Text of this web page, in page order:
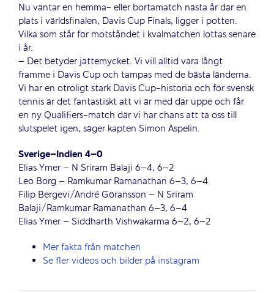
Nu väntar en hemma- eller bortamatch nästa år där en
plats i världsfinalen, Davis Cup Finals, ligger i potten.
Vilka som står för motståndet i kvalmatchen lottas senare
i år.
– Det betyder jättemycket. Vi vill alltid vara långt
framme i Davis Cup och tampas med de bästa länderna.
Vi har en otroligt stark Davis Cup-historia och för svensk
tennis är det fantastiskt att vi är med där uppe och får
en ny Qualifiers-match där vi har chans att ta oss till
slutspelet igen, säger kapten Simon Aspelin.
Sverige–Indien 4–0
Elias Ymer – N Sriram Balaji 6–4, 6–2
Leo Borg – Ramkumar Ramanathan 6–3, 6–4
Filip Bergevi/André Göransson – N Sriram
Balaji/Ramkumar Ramanathan 6–3, 6–4
Elias Ymer – Siddharth Vishwakarma 6–2, 6–2
Mer fakta från matchen
Se fler videos och bilder på instagram